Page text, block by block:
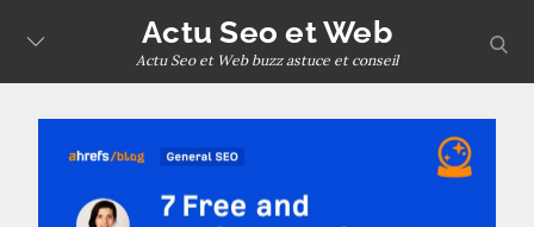
content
Actu Seo et Web
Actu Seo et Web buzz astuce et conseil